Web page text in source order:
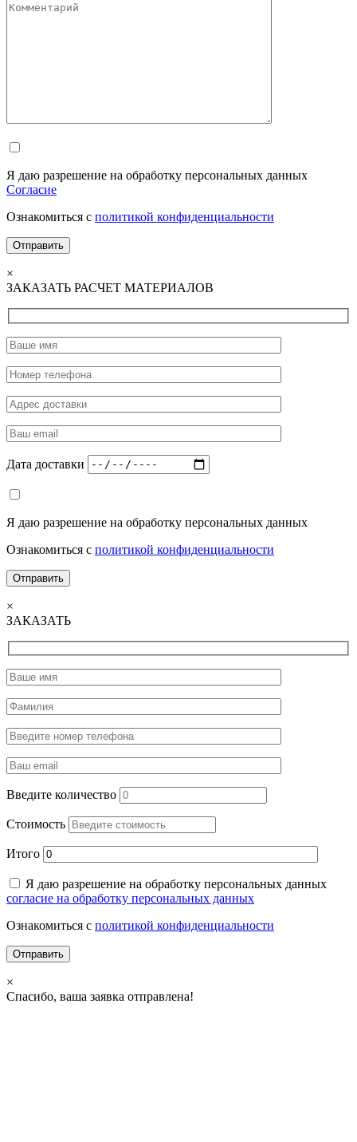
Я даю разрешение на обработку персональных данных
Согласие
Ознакомиться с политикой конфиденциальности
×
ЗАКАЗАТЬ РАСЧЕТ МАТЕРИАЛОВ
Дата доставки
Я даю разрешение на обработку персональных данных
Ознакомиться с политикой конфиденциальности
×
ЗАКАЗАТЬ
Введите количество
Стоимость
Итого
Я даю разрешение на обработку персональных данных
согласие на обработку персональных данных
Ознакомиться с политикой конфиденциальности
×
Спасибо, ваша заявка отправлена!